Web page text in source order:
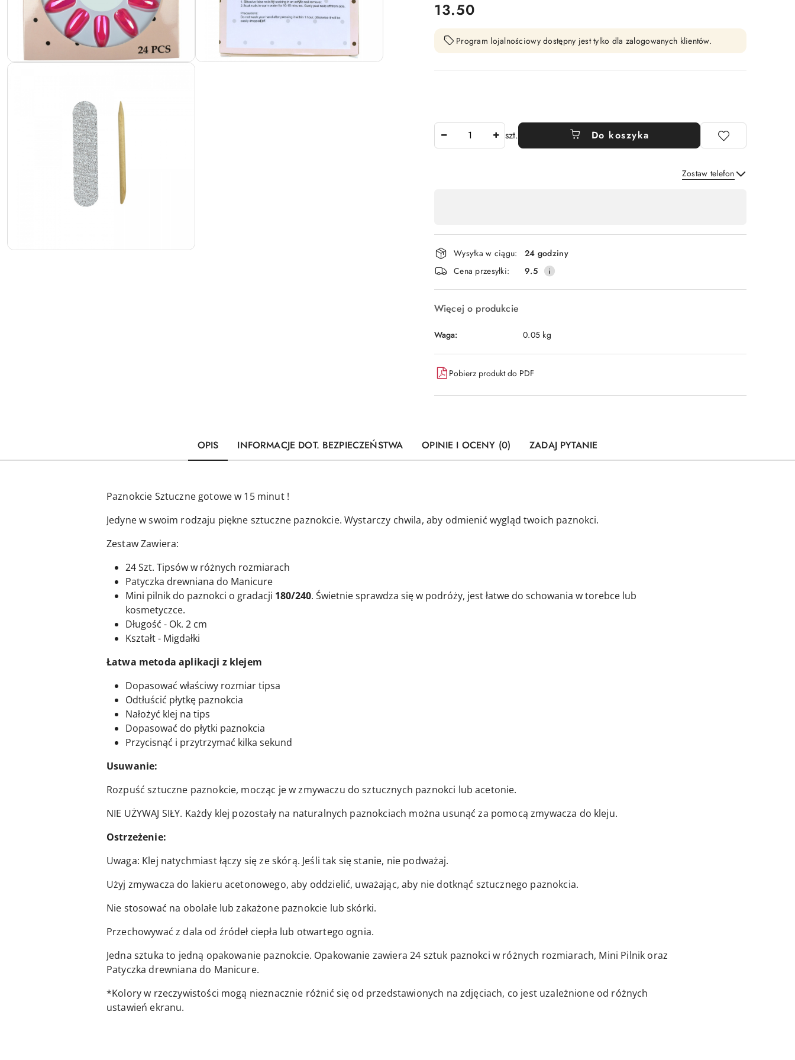
cena:
13.50
Program lojalnościowy dostępny jest tylko dla zalogowanych klientów.
szt. Do koszyka
Zostaw telefon
płatność
i
dostawa
Wysyłka w ciągu:
24 godziny
Cena przesyłki:
9.5
Więcej o produkcie
Waga: 0.05 kg
Pobierz produkt do PDF
OPIS INFORMACJE DOT. BEZPIECZEŃSTWA OPINIE I OCENY (0) ZADAJ PYTANIE
Paznokcie Sztuczne gotowe w 15 minut !
Jedyne w swoim rodzaju piękne sztuczne paznokcie. Wystarczy chwila, aby odmienić wygląd twoich paznokci.
Zestaw Zawiera:
24 Szt. Tipsów w różnych rozmiarach
Patyczka drewniana do Manicure
Mini pilnik do paznokci o gradacji 180/240. Świetnie sprawdza się w podróży, jest łatwe do schowania w torebce lub
kosmetyczce.
Długość - Ok. 2 cm
Kształt - Migdałki
Łatwa metoda aplikacji z klejem
Dopasować właściwy rozmiar tipsa
Odtłuścić płytkę paznokcia
Nałożyć klej na tips
Dopasować do płytki paznokcia
Przycisnąć i przytrzymać kilka sekund
Usuwanie:
Rozpuść sztuczne paznokcie, mocząc je w zmywaczu do sztucznych paznokci lub acetonie.
NIE UŻYWAJ SIŁY. Każdy klej pozostały na naturalnych paznokciach można usunąć za pomocą zmywacza do kleju.
Ostrzeżenie:
Uwaga: Klej natychmiast łączy się ze skórą. Jeśli tak się stanie, nie podważaj.
Użyj zmywacza do lakieru acetonowego, aby oddzielić, uważając, aby nie dotknąć sztucznego paznokcia.
Nie stosować na obolałe lub zakażone paznokcie lub skórki.
Przechowywać z dala od źródeł ciepła lub otwartego ognia.
Jedna sztuka to jedną opakowanie paznokcie. Opakowanie zawiera 24 sztuk paznokci w różnych rozmiarach, Mini Pilnik oraz
Patyczka drewniana do Manicure.
*Kolory w rzeczywistości mogą nieznacznie różnić się od przedstawionych na zdjęciach, co jest uzależnione od różnych
ustawień ekranu.